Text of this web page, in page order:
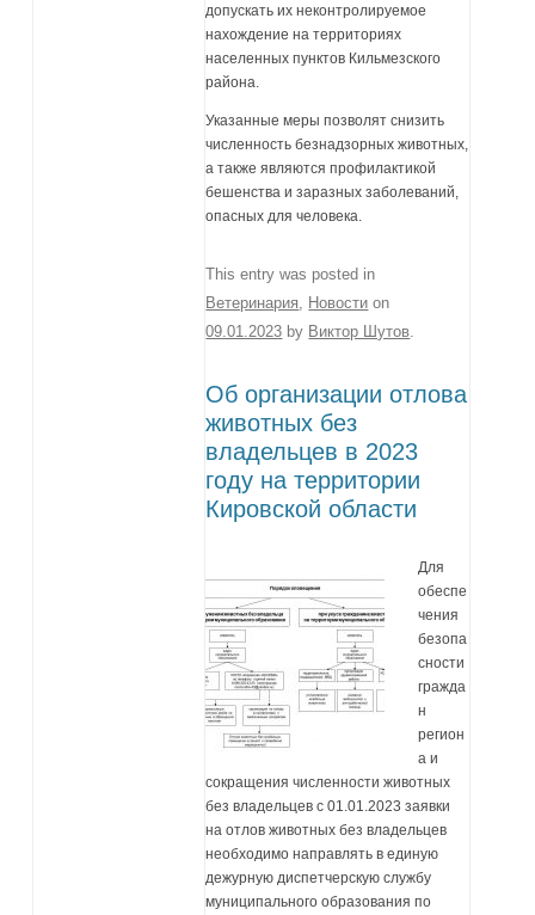
допускать их неконтролируемое
нахождение на территориях
населенных пунктов Кильмезского
района.
Указанные меры позволят снизить
численность безнадзорных животных,
а также являются профилактикой
бешенства и заразных заболеваний,
опасных для человека.
This entry was posted in
Ветеринария, Новости on
09.01.2023 by Виктор Шутов.
Об организации отлова
животных без
владельцев в 2023
году на территории
Кировской области
Для
обеспе
чения
безопа
сности
гражда
н
регион
а и
сокращения численности животных
без владельцев с 01.01.2023 заявки
на отлов животных без владельцев
необходимо направлять в единую
дежурную диспетчерскую службу
муниципального образования по